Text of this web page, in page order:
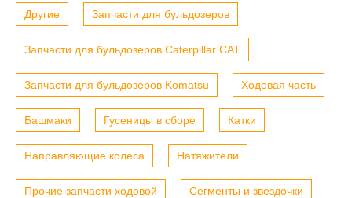
Другие Запчасти для бульдозеров
Запчасти для бульдозеров Caterpillar CAT
Запчасти для бульдозеров Komatsu Ходовая часть
Башмаки Гусеницы в сборе Катки
Направляющие колеса Натяжители
Прочие запчасти ходовой Сегменты и звездочки